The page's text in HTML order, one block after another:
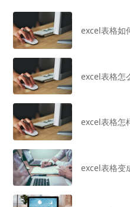
excel表格如
excel表格怎
excel表格怎
excel表格变